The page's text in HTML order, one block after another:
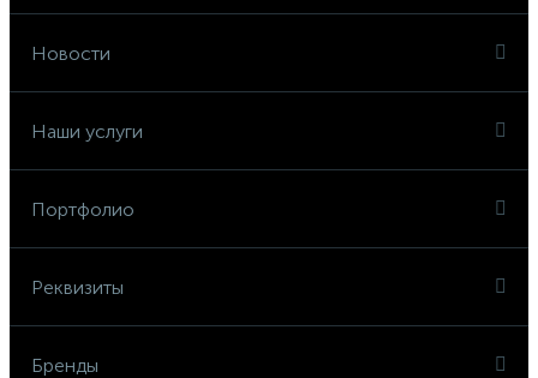
Новости
Наши услуги
Портфолио
Реквизиты
Бренды